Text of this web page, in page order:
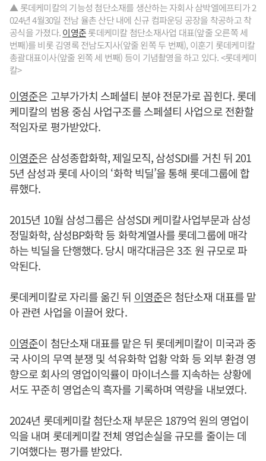
▲ 롯데케미칼의 기능성 첨단소재를 생산하는 자회사 삼박엘에프티가 2
024년 4월30일 전남 율촌 산단 내에 신규 컴파운딩 공장을 착공하고 착
공식을 가졌다.이영준롯데케미칼 첨단소재사업 대표(앞줄 오른쪽 세
번째)를 비롯 김영록 전남도지사(앞줄 왼쪽 두 번째), 이훈기 롯데케미칼
총괄대표이사(앞줄 왼쪽 세 번째) 등이 기념촬영을 하고 있다. <롯데케미
칼>
이영준은 고부가가치 스페셜티 분야 전문가로 꼽힌다. 롯데
케미칼의 범용 중심 사업구조를 스페셜티 사업으로 전환할
적임자로 평가받았다.
이영준은 삼성종합화학, 제일모직, 삼성SDI를 거친 뒤 201
5년 삼성과 롯데 사이의 ‘화학 빅딜’을 통해 롯데그룹에 합
류했다.
2015년 10월 삼성그룹은 삼성SDI 케미칼사업부문과 삼성
정밀화학, 삼성BP화학 등 화학계열사를 롯데그룹에 매각
하는 빅딜을 단행했다. 당시 매각대금은 3조 원 규모로 파
악된다.
롯데케미칼로 자리를 옮긴 뒤 이영준은 첨단소재 대표를 맡
아 관련 사업을 이끌어 왔다.
이영준이 첨단소재 대표를 맡은 뒤 롯데케미칼이 미국과 중
국 사이의 무역 분쟁 및 석유화학 업황 악화 등 외부 환경 영
향으로 회사의 영업이익률이 마이너스를 지속하는 상황에
서도 꾸준히 영업손익 흑자를 기록하며 역량을 내보였다.
2024년 롯데케미칼 첨단소재 부문은 1879억 원의 영업이
익을 내며 롯데케미칼 전체 영업손실을 규모를 줄이는 데
기여했다는 평가를 받았다.